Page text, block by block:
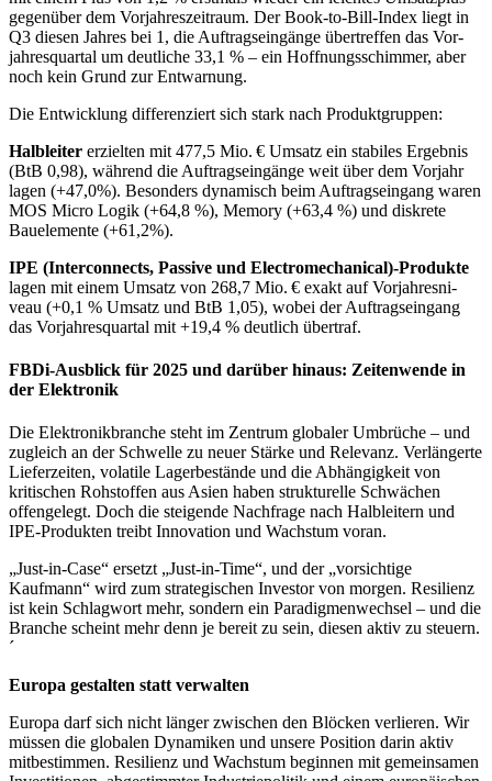
ge­gen­über dem Vor­jahres­zeit­raum. Der Book-to-Bill-Index liegt in
Q3 diesen Jahres bei 1, die Auf­trags­ein­gänge übertreffen das Vor­
jahres­quartal um deutliche 33,1 % – ein Hoffnungsschimmer, aber
noch kein Grund zur Entwarnung.
Die Entwicklung differenziert sich stark nach Pro­dukt­gruppen:
Halbleiter erzielten mit 477,5 Mio. € Umsatz ein stabiles Ergebnis
(BtB 0,98), während die Auf­trags­ein­gänge weit über dem Vorj­ahr
lagen (+47,0%). Besonders dynamisch beim Auf­trags­ein­gang waren
MOS Micro Logik (+64,8 %), Memory (+63,4 %) und diskrete
Bauelemente (+61,2%).
IPE (Interconnects, Passive und Electro­mecha­nical)-Produkte
lagen mit einem Umsatz von 268,7 Mio. € exakt auf Vor­jahres­ni­
veau (+0,1 % Umsatz und BtB 1,05), wobei der Auf­trags­ein­gang
das Vorjahresquartal mit +19,4 % deutlich übertraf.
FBDi-Ausblick für 2025 und darüber hinaus: Zeitenwende in
der Elektronik
Die Elektronikbranche steht im Zentrum globaler Umbrüche – und
zugleich an der Schwelle zu neuer Stärke und Relevanz. Verlängerte
Lieferzeiten, volatile Lager­be­stände und die Ab­hän­gig­keit von
kritischen Rohstoffen aus Asien haben strukturelle Schwächen
offengelegt. Doch die steigende Nachfrage nach Halbleitern und
IPE-Produkten treibt Innovation und Wachstum voran.
„Just-in-Case“ ersetzt „Just-in-Time“, und der „vorsichtige
Kaufmann“ wird zum strate­gi­schen Investor von morgen. Resilienz
ist kein Schlagwort mehr, sondern ein Para­dig­men­wechsel – und die
Branche scheint mehr denn je bereit zu sein, diesen aktiv zu steuern.
´
Europa gestalten statt verwalten
Europa darf sich nicht länger zwischen den Blöcken verlieren. Wir
müssen die globalen Dynamiken und unsere Position darin aktiv
mitbestimmen. Resilienz und Wachstum beginnen mit gemeinsamen